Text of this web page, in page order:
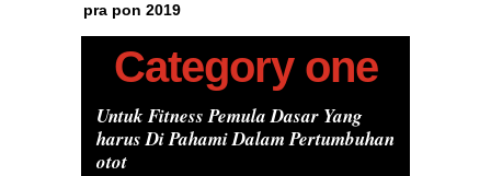
pra pon 2019
Category one
Untuk Fitness Pemula Dasar Yang
harus Di Pahami Dalam Pertumbuhan
otot